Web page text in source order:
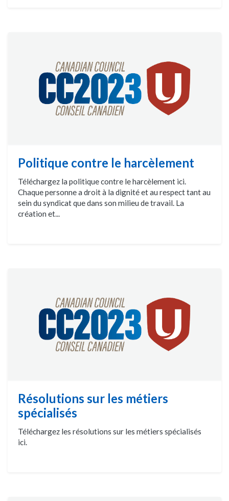
Politique contre le harcèlement
Téléchargez la politique contre le harcèlement ici.
Chaque personne a droit à la dignité et au respect tant au
sein du syndicat que dans son milieu de travail. La
création et...
Résolutions sur les métiers
spécialisés
Téléchargez les résolutions sur les métiers spécialisés
ici.